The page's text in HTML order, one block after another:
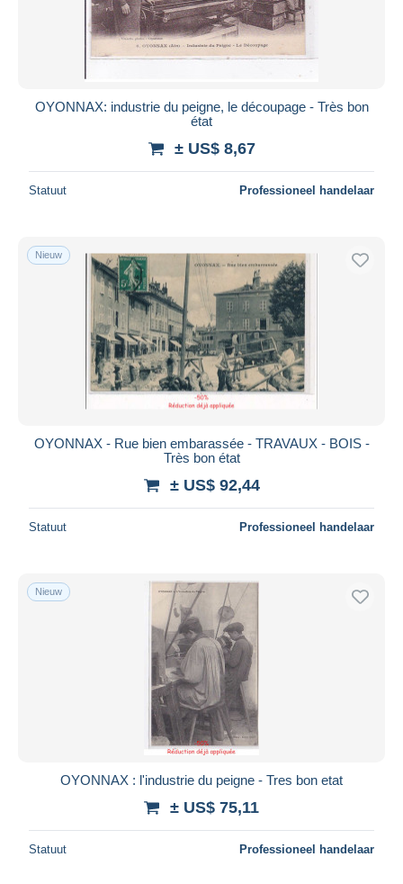
OYONNAX: industrie du peigne, le découpage - Très bon
état
± US$ 8,67
Statuut Professioneel handelaar
Nieuw
OYONNAX - Rue bien embarassée - TRAVAUX - BOIS -
Très bon état
± US$ 92,44
Statuut Professioneel handelaar
Nieuw
OYONNAX : l'industrie du peigne - Tres bon etat
± US$ 75,11
Statuut Professioneel handelaar